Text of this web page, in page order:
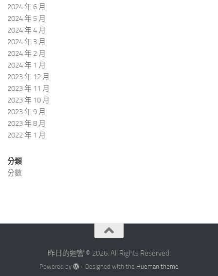
2024 年 6 月
2024 年 5 月
2024 年 4 月
2024 年 3 月
2024 年 2 月
2024 年 1 月
2023 年 12 月
2023 年 11 月
2023 年 10 月
2023 年 9 月
2023 年 8 月
2022 年 1 月
分類
分數
昨日的迴響 © 2026. All Rights Reserved.
Powered by - Designed with the Hueman theme